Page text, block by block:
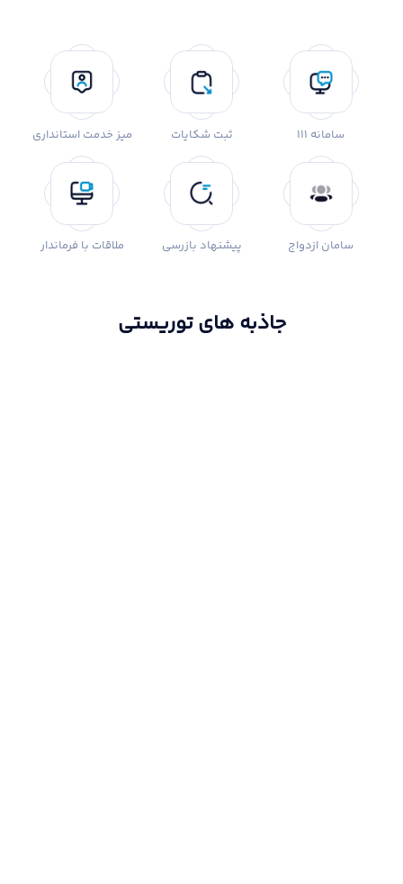
میز خدمت استانداری ثبت شکایات سامانه 111
ملاقات با فرماندار پیشنهاد بازرسی سامان ازدواج
جاذبه های توریستی